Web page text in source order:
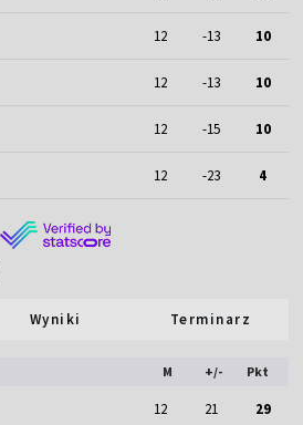
12 -13 10
12 -13 10
12 -15 10
12 -23 4
Wyniki Terminarz
M +/- Pkt
12 21 29